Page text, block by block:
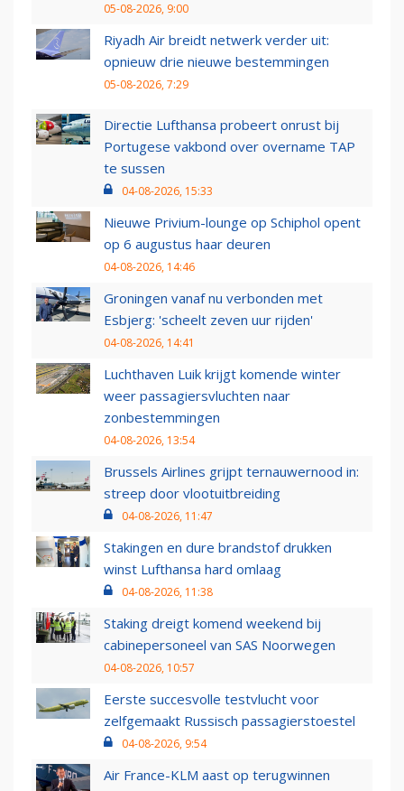
05-08-2026, 9:00
Riyadh Air breidt netwerk verder uit:
opnieuw drie nieuwe bestemmingen
05-08-2026, 7:29
Directie Lufthansa probeert onrust bij
Portugese vakbond over overname TAP
te sussen
04-08-2026, 15:33
Nieuwe Privium-lounge op Schiphol opent
op 6 augustus haar deuren
04-08-2026, 14:46
Groningen vanaf nu verbonden met
Esbjerg: 'scheelt zeven uur rijden'
04-08-2026, 14:41
Luchthaven Luik krijgt komende winter
weer passagiersvluchten naar
zonbestemmingen
04-08-2026, 13:54
Brussels Airlines grijpt ternauwernood in:
streep door vlootuitbreiding
04-08-2026, 11:47
Stakingen en dure brandstof drukken
winst Lufthansa hard omlaag
04-08-2026, 11:38
Staking dreigt komend weekend bij
cabinepersoneel van SAS Noorwegen
04-08-2026, 10:57
Eerste succesvolle testvlucht voor
zelfgemaakt Russisch passagierstoestel
04-08-2026, 9:54
Air France-KLM aast op terugwinnen